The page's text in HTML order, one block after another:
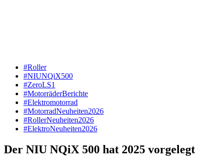
#Roller
#NIUNQiX500
#ZeroLS1
#MotorräderBerichte
#Elektromotorrad
#MotorradNeuheiten2026
#RollerNeuheiten2026
#ElektroNeuheiten2026
Der NIU NQiX 500 hat 2025 vorgelegt